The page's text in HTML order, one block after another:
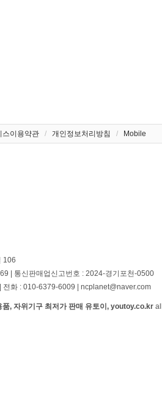
스이용약관 / 개인정보처리방침 / Mobile
106
| 통신판매업신고번호 : 2024-경기포천-0500
전화 : 010-6379-6009 | ncplanet@naver.com
품, 자위기구 최저가 판매 유토이, youtoy.co.kr